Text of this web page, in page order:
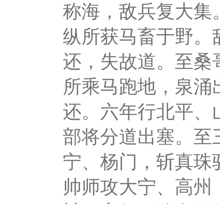
称海，敌兵复大集
纵所获马畜于野。
还，失故道。至桑
所乘马跑地，泉
还。六年行北平、
部将分道出塞。至
宁、杨门，斩真珠
帅师攻大宁、高